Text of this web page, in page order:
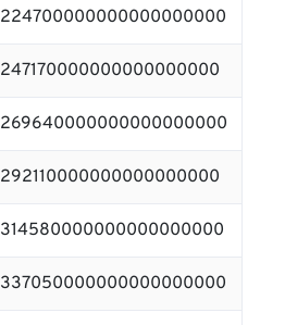
224700000000000000000
247170000000000000000
269640000000000000000
292110000000000000000
314580000000000000000
337050000000000000000